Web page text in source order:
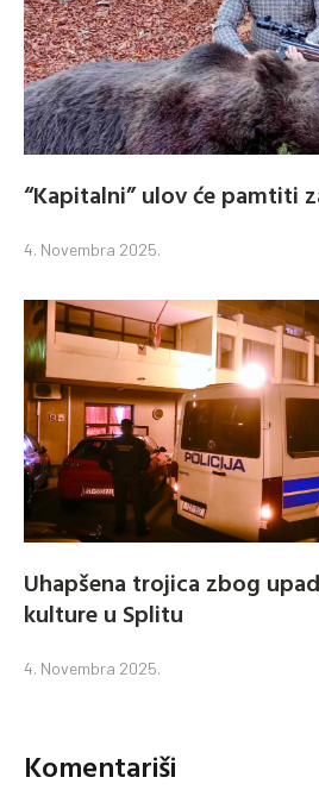
“Kapitalni” ulov će pamtiti
4. Novembra 2025.
Uhapšena trojica zbog
kulture u Splitu
4. Novembra 2025.
Komentariši